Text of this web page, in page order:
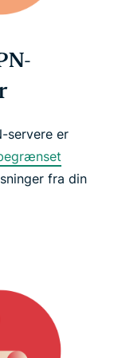
servere er
fra din